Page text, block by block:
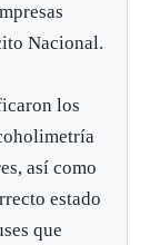
Nacional.
los
así como
estado
que